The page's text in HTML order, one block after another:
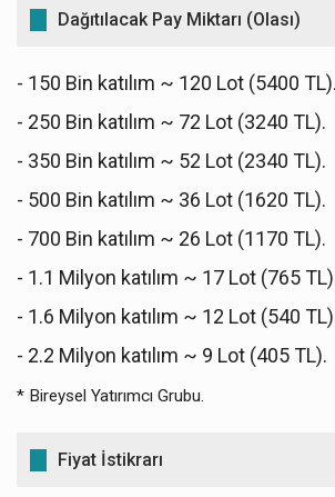
Dağıtılacak Pay Miktarı (Olası)
- 150 Bin katılım ~ 120 Lot (5400 TL).
- 250 Bin katılım ~ 72 Lot (3240 TL).
- 350 Bin katılım ~ 52 Lot (2340 TL).
- 500 Bin katılım ~ 36 Lot (1620 TL).
- 700 Bin katılım ~ 26 Lot (1170 TL).
- 1.1 Milyon katılım ~ 17 Lot (765
- 1.6 Milyon katılım ~ 12 Lot (540
- 2.2 Milyon katılım ~ 9 Lot (405 TL).
* Bireysel Yatırımcı Grubu.
Fiyat İstikrarı